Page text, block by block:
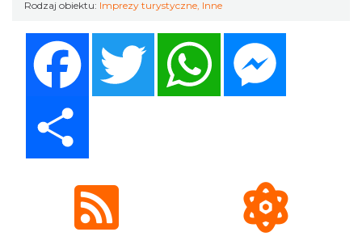
Tour
Katowice
10.22 km
LORD OF THE DANCE 2026
Rodzaj obiektu: Imprezy turystyczne, Inne
Twitter WhatsApp